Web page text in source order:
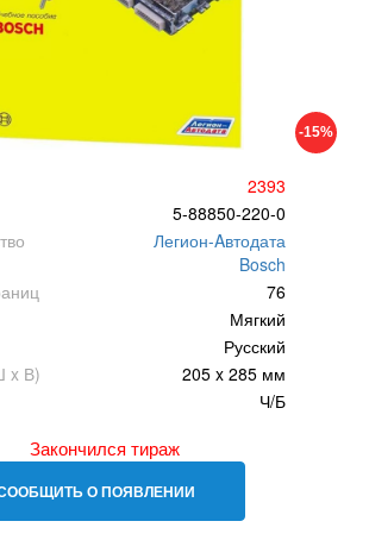
-15%
2393
5-88850-220-0
Легион-Aвтодата
Bosch
76
Мягкий
Русский
x В)
205 x 285 мм
Ч/Б
Закончился тираж
О ПОЯВЛЕНИИ